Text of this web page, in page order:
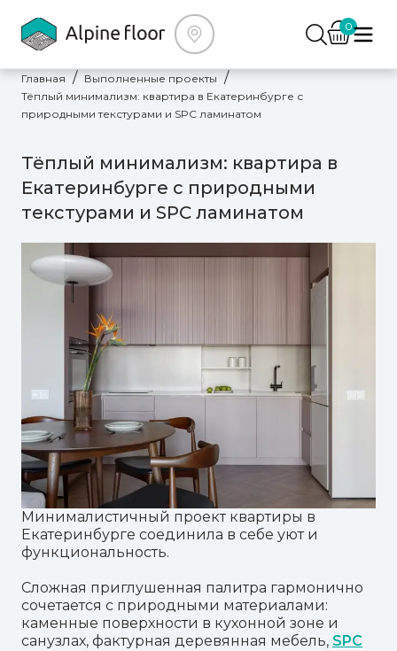
0
Главная
Выполненные проекты
Тёплый минимализм: квартира в Екатеринбурге с
природными текстурами и SPC ламинатом
Тёплый минимализм: квартира в
Екатеринбурге с природными
текстурами и SPC ламинатом
Минималистичный проект квартиры в
Екатеринбурге соединила в себе уют и
функциональность.
Сложная приглушенная палитра гармонично
сочетается с природными материалами:
каменные поверхности в кухонной зоне и
санузлах, фактурная деревянная мебель, SPC